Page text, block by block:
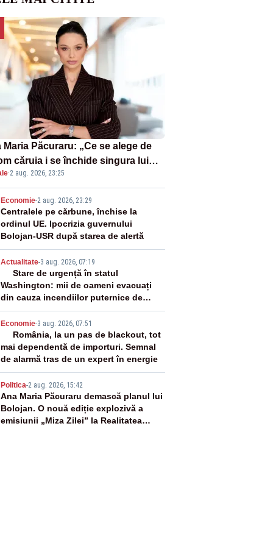
Maria Păcuraru: „Ce se alege de
căruia i se închide singura lui
·2 aug. 2026, 23:25
Economie-2 aug. 2026, 23:29
Centralele pe cărbune, închise la
ordinul UE. Ipocrizia guvernului
Bolojan-USR după starea de alertă
Actualitate-3 aug. 2026, 07:19
Stare de urgență în statul
Washington: mii de oameni evacuați
din cauza incendiilor puternice de
vegetație
Economie-3 aug. 2026, 07:51
România, la un pas de blackout, tot
mai dependentă de importuri. Semnal
de alarmă tras de un expert în energie
Politica-2 aug. 2026, 15:42
Ana Maria Păcuraru demască planul lui
Bolojan. O nouă ediție explozivă a
emisiunii „Miza Zilei” la Realitatea